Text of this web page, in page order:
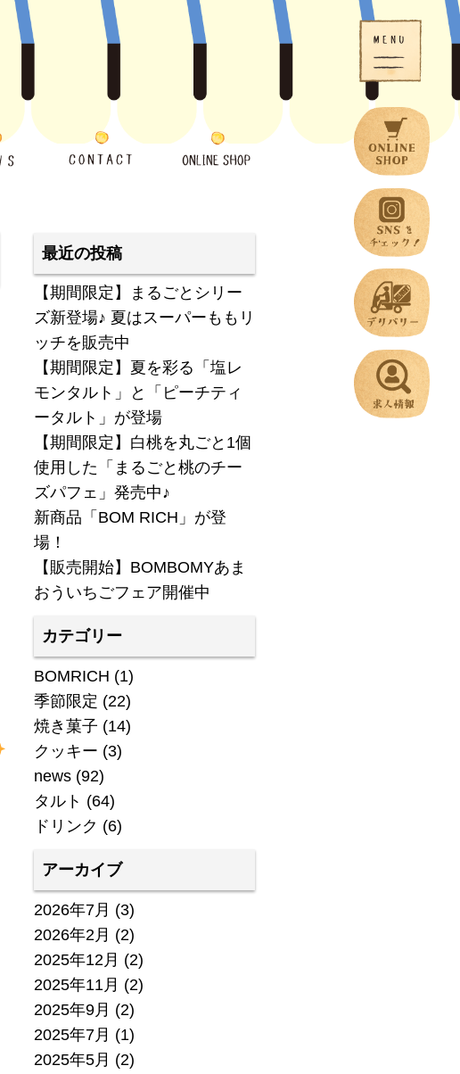
最近の投稿
【期間限定】まるごとシリー
ズ新登場♪ 夏はスーパーももリ
ッチを販売中
【期間限定】夏を彩る「塩レ
モンタルト」と「ピーチティ
ータルト」が登場
【期間限定】白桃を丸ごと1個
使用した「まるごと桃のチー
ズパフェ」発売中♪
新商品「BOM RICH」が登
場！
【販売開始】BOMBOMYあま
おういちごフェア開催中
カテゴリー
BOMRICH (1)
季節限定 (22)
焼き菓子 (14)
クッキー (3)
news(92)
タルト (64)
ドリンク (6)
アーカイブ
2026年7月 (3)
2026年2月 (2)
2025年12月 (2)
2025年11月 (2)
2025年9月 (2)
2025年7月 (1)
2025年5月 (2)